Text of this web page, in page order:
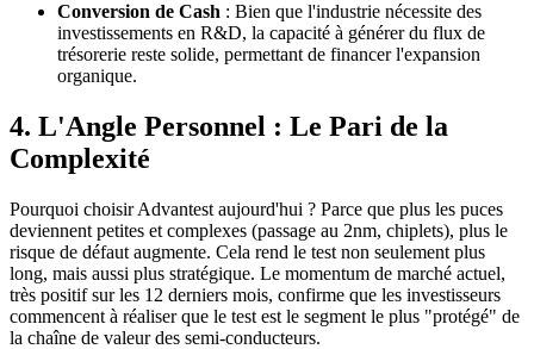
Conversion de Cash : Bien que l'industrie nécessite des
investissements en R&D, la capacité à générer du flux de
trésorerie reste solide, permettant de financer l'expansion
organique.
4. L'Angle Personnel : Le Pari de la
Complexité
Pourquoi choisir Advantest aujourd'hui ? Parce que plus les puces
deviennent petites et complexes (passage au 2nm, chiplets), plus le
risque de défaut augmente. Cela rend le test non seulement plus
long, mais aussi plus stratégique. Le momentum de marché actuel,
très positif sur les 12 derniers mois, confirme que les investisseurs
commencent à réaliser que le test est le segment le plus "protégé" de
la chaîne de valeur des semi-conducteurs.